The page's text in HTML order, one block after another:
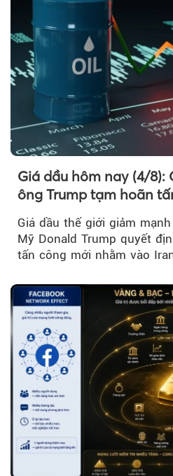
Giá dầu hôm nay (4/8):
ông Trump tạm hoãn
Giá dầu thế giới giảm
Mỹ Donald Trump quyết
tấn công mới nhằm vào